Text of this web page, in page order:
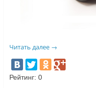
Читать далее →
Рейтинг: 0